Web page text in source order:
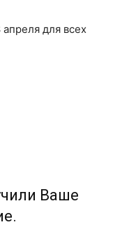
для всех
Ваше